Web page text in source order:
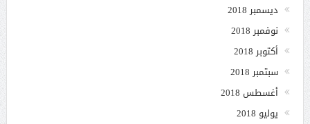
ديسمبر 2018
نوفمبر 2018
أكتوبر 2018
سبتمبر 2018
أغسطس 2018
يوليو 2018